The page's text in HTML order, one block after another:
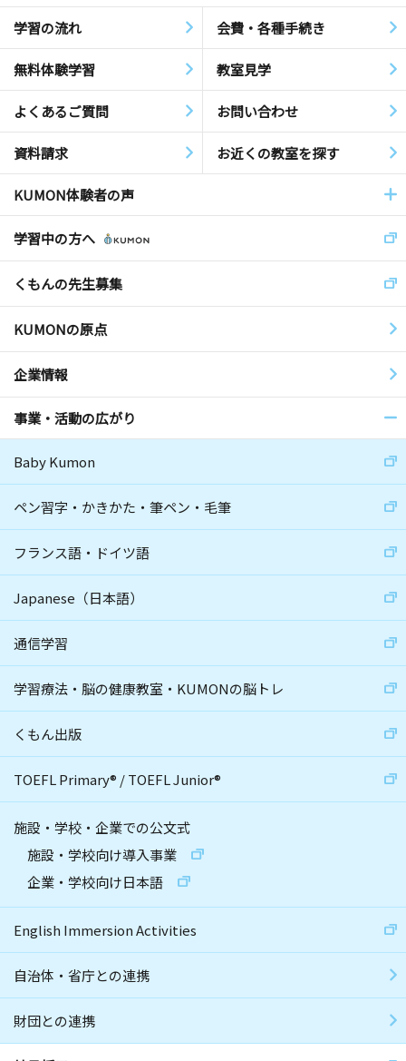
学習の流れ 会費・各種手続き
無料体験学習 教室見学
よくあるご質問 お問い合わせ
資料請求 お近くの教室を探す
KUMON体験者の声
学習中の方へ
くもんの先生募集
KUMONの原点
企業情報
事業・活動の広がり
Baby Kumon
ペン習字・かきかた・筆ペン・毛筆
フランス語・ドイツ語
Japanese（日本語）
通信学習
学習療法・脳の健康教室・KUMONの脳トレ
くもん出版
TOEFL Primary® /TOEFL Junior®
施設・学校・企業での公文式
施設・学校向け導入事業
企業・学校向け日本語
English Immersion Activities
自治体・省庁との連携
財団との連携